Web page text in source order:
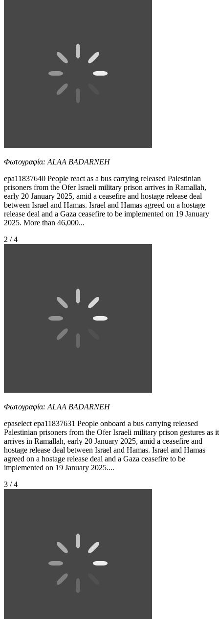
Φωτογραφία: ALAA BADARNEH
epa11837640 People react as a bus carrying released Palestinian
prisoners from the Ofer Israeli military prison arrives in Ramallah,
early 20 January 2025, amid a ceasefire and hostage release deal
between Israel and Hamas. Israel and Hamas agreed on a hostage
release deal and a Gaza ceasefire to be implemented on 19 January
2025. More than 46,000...
2 / 4
Φωτογραφία: ALAA BADARNEH
epaselect epa11837631 People onboard a bus carrying released
Palestinian prisoners from the Ofer Israeli military prison gestures as it
arrives in Ramallah, early 20 January 2025, amid a ceasefire and
hostage release deal between Israel and Hamas. Israel and Hamas
agreed on a hostage release deal and a Gaza ceasefire to be
implemented on 19 January 2025....
3 / 4